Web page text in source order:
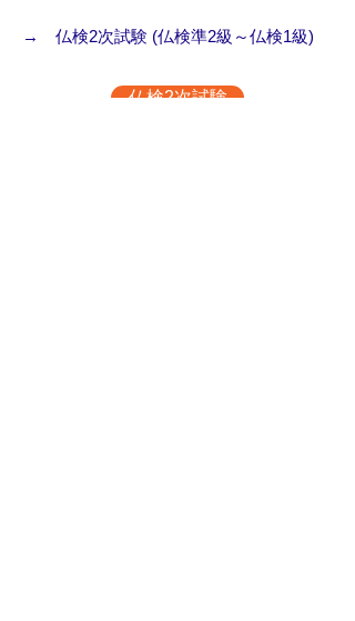
→ 仏検2次試験 (仏検準2級～仏検1級)
仏検2次試験